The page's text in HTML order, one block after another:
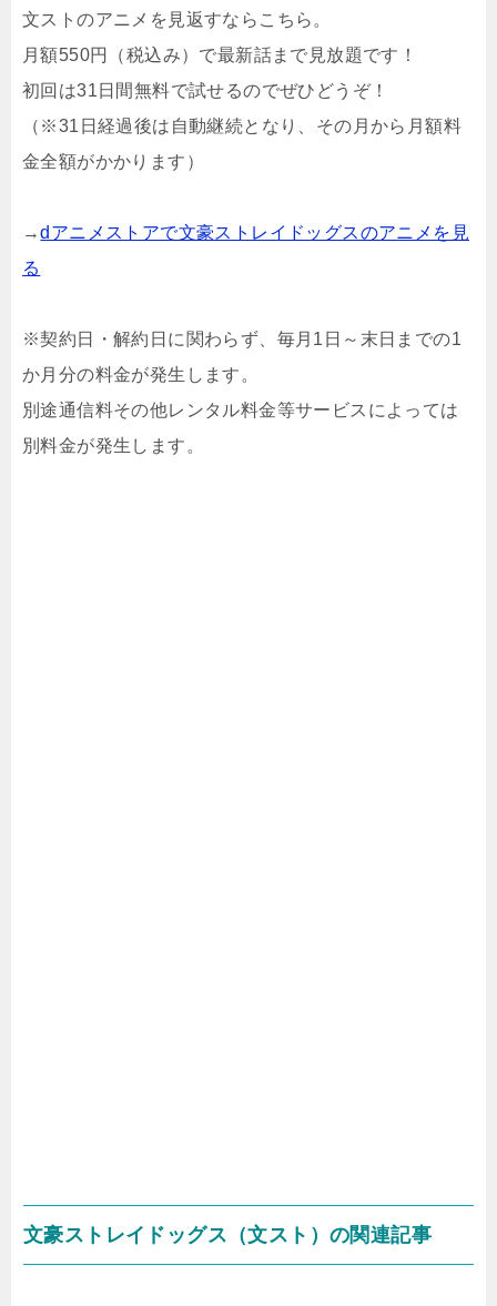
文ストのアニメを見返すならこちら。
月額550円（税込み）で最新話まで見放題です！
初回は31日間無料で試せるのでぜひどうぞ！
（※31日経過後は自動継続となり、その月から月額料
金全額がかかります）
→dアニメストアで文豪ストレイドッグスのアニメを見
る
※契約日・解約日に関わらず、毎月1日～末日までの1
か月分の料金が発生します。
別途通信料その他レンタル料金等サービスによっては
別料金が発生します。
文豪ストレイドッグス（文スト）の関連記事